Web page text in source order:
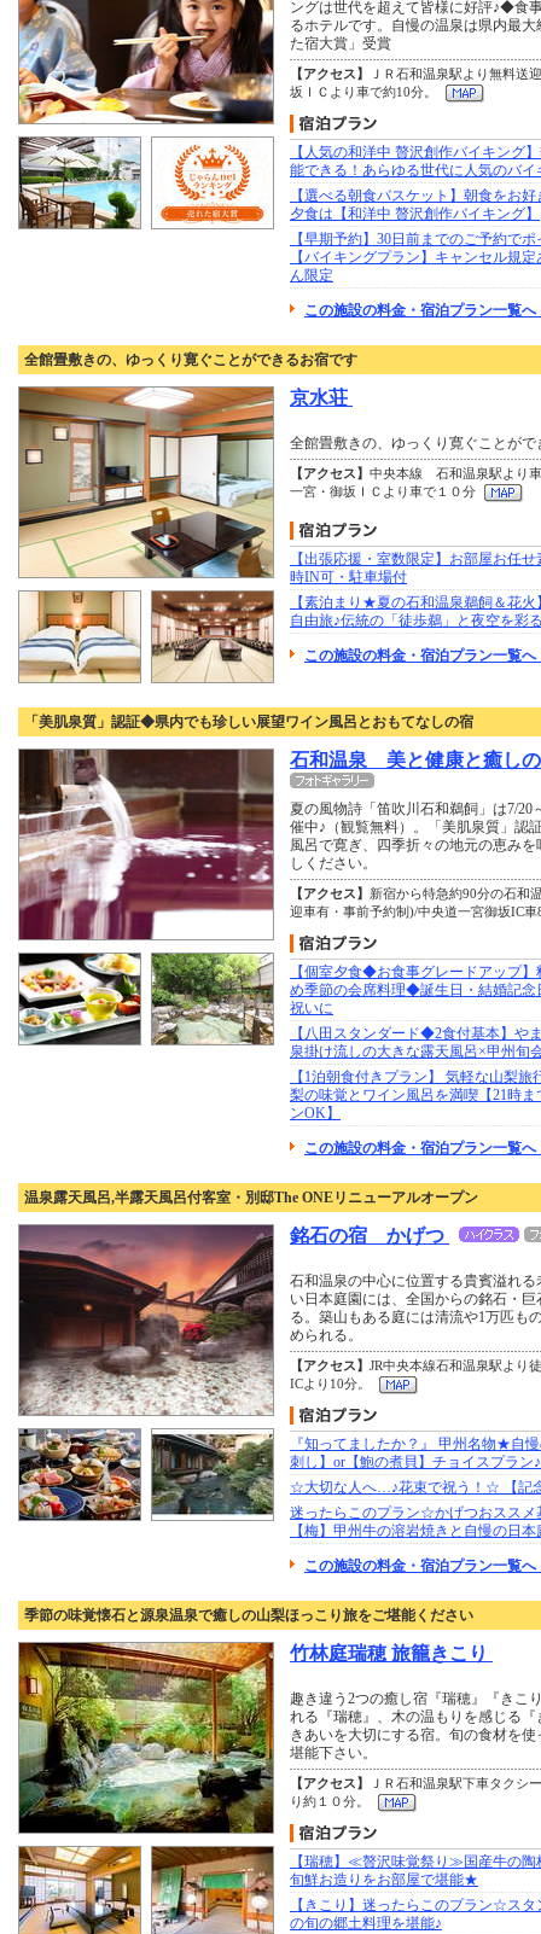
ングは世代を超えて皆様に好評♪◆食
るホテルです。自慢の温泉は県内最
た宿大賞」受賞
【アクセス】
ＪＲ石和温泉駅より無料送
坂ＩＣより車で約10分。
【人気の和洋中 贅沢創作バイキング
能できる！あらゆる世代に人気のバイ
【選べる朝食バスケット】朝食をお
夕食は【和洋中 贅沢創作バイキング】
【早期予約】30日前までのご予約で
【バイキングプラン】キャンセル規
ん限定
この施設の料金・宿泊プラン一覧
全館畳敷きの、ゆっくり寛ぐことができるお宿です
京水荘
全館畳敷きの、ゆっくり寛ぐことがで
【アクセス】 中央本線 石和温泉駅より
一宮・御坂ＩＣより車で１０分
【出張応援・室数限定】お部屋お任
時IN可・駐車場付
【素泊まり★夏の石和温泉鵜飼＆花
自由旅♪伝統の「徒歩鵜」と夜空を彩
この施設の料金・宿泊プラン一覧
「美肌泉質」認証◆県内でも珍しい展望ワイン風呂とおもてなしの宿
石和温泉 美と健康と癒し
夏の風物詩「笛吹川石和鵜飼」は7/20
催中♪（観覧無料）。「美肌泉質」認
風呂で寛ぎ、四季折々の地元の恵み
しください。
【アクセス】 新宿から特急約90分の石和
迎車有・事前予約制)/中央道一宮御坂IC
【個室夕食◆お食事グレードアップ
め季節の会席料理◆誕生日・結婚記念
祝いに
【八田スタンダード◆2食付基本】や
泉掛け流しの大きな露天風呂×甲州旬
【1泊朝食付きプラン】 気軽な山梨旅
梨の味覚とワイン風呂を満喫【21時ま
ンOK】
この施設の料金・宿泊プラン一覧
温泉露天風呂,半露天風呂付客室・別邸The ONEリニューアルオープン
銘石の宿 かげつ
石和温泉の中心に位置する貴賓溢れ
い日本庭園には、全国からの銘石・
る。築山もある庭には清流や1万匹も
められる。
【アクセス】 JR中央本線石和温泉駅より
ICより10分。
『知ってましたか？』 甲州名物★自
刺し】or【鮑の煮貝】チョイスプラン♪
☆大切な人へ…♪花束で祝う！☆ 【記
迷ったらこのプラン☆かげつおススメ
【梅】甲州牛の溶岩焼きと自慢の日
この施設の料金・宿泊プラン一覧
季節の味覚懐石と源泉温泉で癒しの山梨ほっこり旅をご堪能ください
竹林庭瑞穂 旅籠きこり
趣き違う2つの癒し宿『瑞穂』『きこ
れる『瑞穂』、木の温もりを感じる
きあいを大切にする宿。旬の食材を
堪能下さい。
【アクセス】
ＪＲ石和温泉駅下車タクシ
り約１０分。
【瑞穂】≪贅沢味覚祭り≫国産牛の陶
旬鮮お造りをお部屋で堪能★
【きこり】迷ったらこのプラン☆スタ
の旬の郷土料理を堪能♪